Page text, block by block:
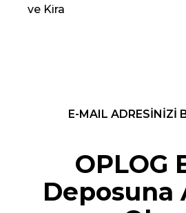
ve Kira
E-MAIL ADRESİNİZİ
OPLOG
Deposuna